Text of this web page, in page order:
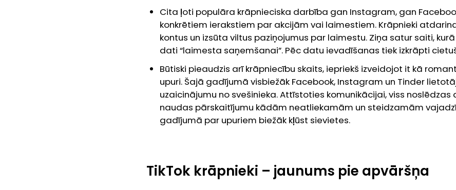
Cita ļoti populāra krāpnieciska darbība gan Instagram, gan
konkrētiem ierakstiem par akcijām vai laimestiem. Krāpnieki
kontus un izsūta viltus paziņojumus par laimestu. Ziņa satur saiti,
dati “laimesta saņemšanai”. Pēc datu ievadīšanas tiek izkrāpti
Būtiski pieaudzis arī krāpniecību skaits, iepriekš izveidojot it kā
upuri. Šajā gadījumā visbiežāk Facebook, Instagram un Tinder
uzaicinājumu no svešinieka. Attīstoties komunikācijai, viss noslēdzas
naudas pārskaitījumu kādām neatliekamām un steidzamām
gadījumā par upuriem biežāk kļūst sievietes.
TikTok krāpnieki – jaunums pie apvāršņa